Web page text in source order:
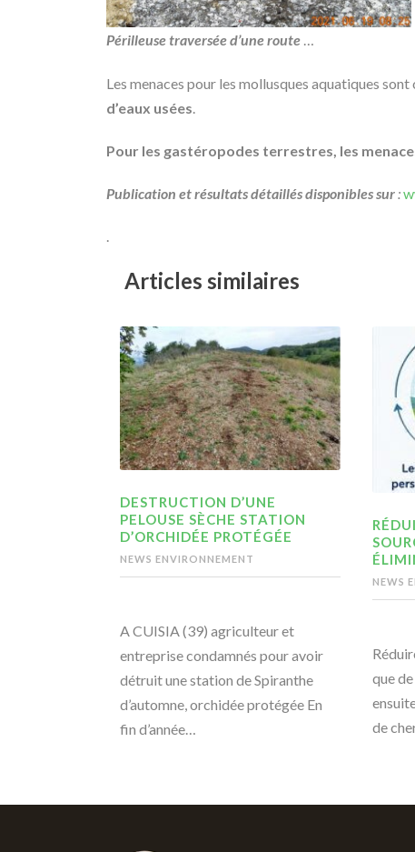
Périlleuse traversée d’une route …
Les menaces pour les mollusques aquatiques
d’eaux usées.
Pour les gastéropodes terrestres, les
Publication et résultats détaillés disponibles sur:
.
Articles similaires
DESTRUCTION D’UNE
PELOUSE SÈCHE STATION
D’ORCHIDÉE PROTÉGÉE
NEWS ENVIRONNEMENT
A CUISIA (39) agriculteur et
entreprise condamnés pour avoir
détruit une station de Spiranthe
d’automne, orchidée protégée En
fin d’année…
NEWS
que
de